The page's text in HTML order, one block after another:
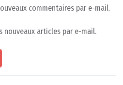
commentaires par e-mail.
nouveaux articles par e-mail.